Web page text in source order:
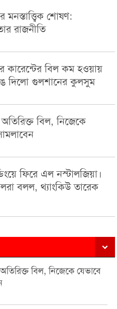
মনস্তাত্ত্বিক শোষণ:
রাজনীতি
কারেন্টের বিল কম হওয়ায়
দিলো গুলশানের কুলসুম
বিল, নিজেকে
ফিরে এল নস্টালজিয়া।
বলল, থ্যাংকিউ তারেক
বিল, নিজেকে যেভাবে